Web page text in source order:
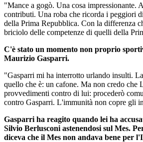
"Mance a gogò. Una cosa impressionante.
contributi. Una roba che ricorda i peggiori
della Prima Repubblica. Con la differenza
briciolo delle competenze di quelli della
C'è stato un momento non proprio
Maurizio Gasparri.
"Gasparri mi ha interrotto urlando insulti.
quello che è: un cafone. Ma non credo che
provvedimenti contro di lui: procederò
contro Gasparri. L'immunità non copre gli
Gasparri ha reagito quando lei ha
Silvio Berlusconi astenendosi sul Mes.
diceva che il Mes non andava bene per